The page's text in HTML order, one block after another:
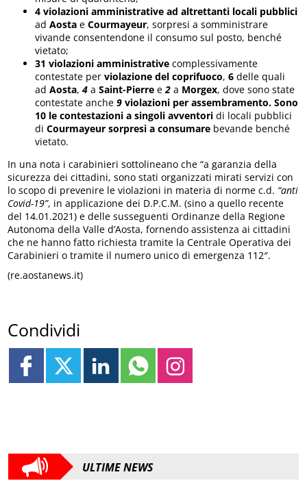
4 violazioni amministrative ad altrettanti locali pubblici
adAosta eCourmayeur, sorpresi a somministrare
vivande consentendone il consumo sul posto, benché
vietato;
31 violazioni amministrative complessivamente
contestate perviolazione del coprifuoco,6 delle quali
adAosta,4 aSaint-Pierre e2 a Morgex, dove sono state
contestate anche9 violazioni per assembramento. Sono
10 le contestazioni a singoli avventori di locali pubblici
diCourmayeur sorpresi a consumare bevande benché
vietato.
In una nota i carabinieri sottolineano che “a garanzia della
sicurezza dei cittadini, sono stati organizzati mirati servizi con
lo scopo di prevenire le violazioni in materia di norme c.d. “anti
Covid-19”, in applicazione dei D.P.C.M. (sino a quello recente
del 14.01.2021) e delle susseguenti Ordinanze della Regione
Autonoma della Valle d’Aosta, fornendo assistenza ai cittadini
che ne hanno fatto richiesta tramite la Centrale Operativa dei
Carabinieri o tramite il numero unico di emergenza 112″.
(re.aostanews.it)
Condividi
ULTIME NEWS